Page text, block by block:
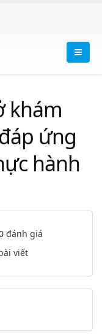
khám
ứng
hành
đánh giá
viết